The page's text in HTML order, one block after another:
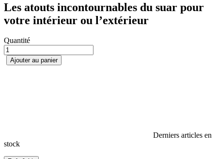
Les atouts incontournables du suar pour
votre intérieur ou l’extérieur
Quantité
Ajouter au panier
Derniers articles en
stock